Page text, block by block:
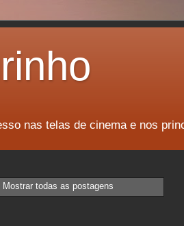
nas telas de cinema e nos
Mostrar todas as postagens